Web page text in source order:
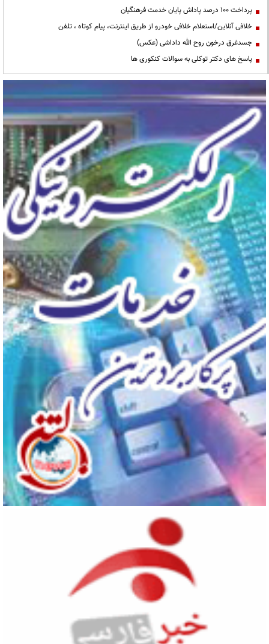
پرداخت ۱۰۰ درصد پاداش پایان خدمت فرهنگیان
خلافی آنلاین/استعلام خلافی خودرو از طریق اینترنت، پیام کوتاه ، تلفن
جسدغرق درخون روح الله داداشی (عکس)
پاسخ های دکتر توکلی به سوالات کنکوری ها